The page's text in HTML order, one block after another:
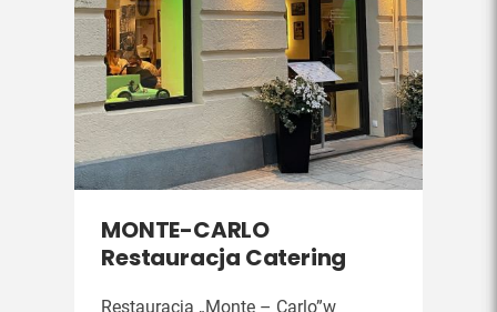
MONTE-CARLO
Restauracja Catering
Restauracja „Monte – Carlo”w